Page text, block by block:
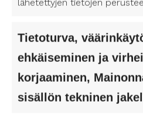
lähetettyjen tietojen
Tietoturva,
ehkäiseminen ja
korjaaminen,
sisällön tekninen
Olitpa sitten paikallinen
mahdollisuuden nauttia
rinnoin.
Lue lisää täältä:
Joensuu